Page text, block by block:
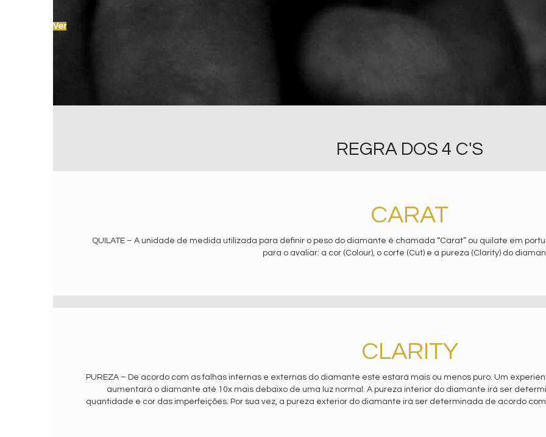
Ver
REGRA DOS 4 C'S
CARAT
QUILATE – A unidade de medida utilizada para definir o peso do diamante é chamada “Carat” ou quilate em
para o avaliar: a cor (Colour), o corte (Cut) e a pureza (Clarity) do
CLARITY
PUREZA – De acordo com as falhas internas e externas do diamante este estará mais ou menos puro. Um
aumentará o diamante até 10x mais debaixo de uma luz normal. A pureza interior do diamante irá ser
quantidade e cor das imperfeições. Por sua vez, a pureza exterior do diamante irá ser determinada de acordo